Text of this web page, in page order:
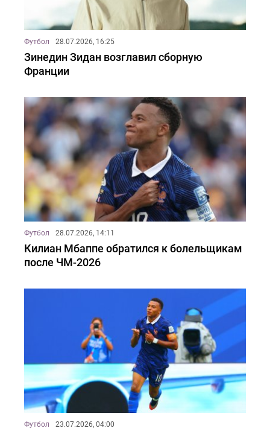
Футбол 28.07.2026, 16:25
Зинедин Зидан возглавил сборную
Франции
Футбол 28.07.2026, 14:11
Килиан Мбаппе обратился к болельщикам
после ЧМ-2026
Футбол 23.07.2026, 04:00